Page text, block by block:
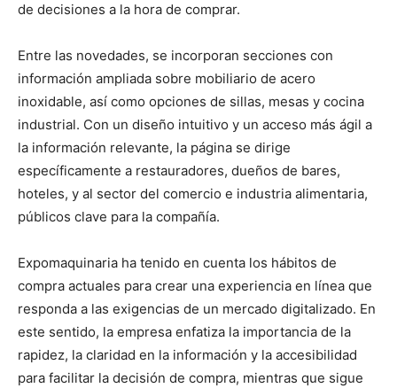
de decisiones a la hora de comprar.
Entre las novedades, se incorporan secciones con
información ampliada sobre mobiliario de acero
inoxidable, así como opciones de sillas, mesas y cocina
industrial. Con un diseño intuitivo y un acceso más ágil a
la información relevante, la página se dirige
específicamente a restauradores, dueños de bares,
hoteles, y al sector del comercio e industria alimentaria,
públicos clave para la compañía.
Expomaquinaria ha tenido en cuenta los hábitos de
compra actuales para crear una experiencia en línea que
responda a las exigencias de un mercado digitalizado. En
este sentido, la empresa enfatiza la importancia de la
rapidez, la claridad en la información y la accesibilidad
para facilitar la decisión de compra, mientras que sigue